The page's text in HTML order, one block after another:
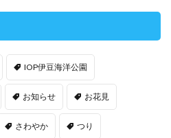
IOP伊豆海洋公園
お知らせ お花見
さわやか つり